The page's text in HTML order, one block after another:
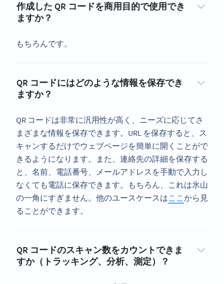
作成した QR コードを商用目的で使用でき
ますか？
もちろんです。
QR コードにはどのような情報を保存でき
ますか？
QR コードは非常に汎用性が高く、ニーズに応じてさ
まざまな情報を保存できます。URL を保存すると、ス
キャンするだけでウェブページを簡単に開くことがで
きるようになります。また、連絡先の詳細を保存する
と、名前、電話番号、メールアドレスを手動で入力し
なくても電話に保存できます。もちろん、これは氷山
の一角にすぎません。他のユースケースはここから見
ることができます。
QR コードのスキャン数をカウントできま
すか（トラッキング、分析、測定）？